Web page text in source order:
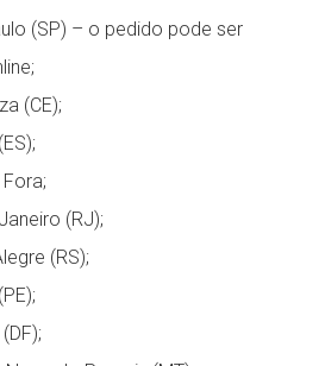
(SP) – o pedido pode ser
(CE);
(RJ);
(RS);